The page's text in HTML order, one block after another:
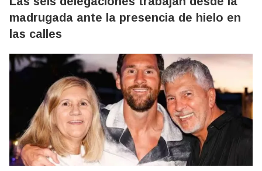
madrugada ante la presencia de hielo en
las calles